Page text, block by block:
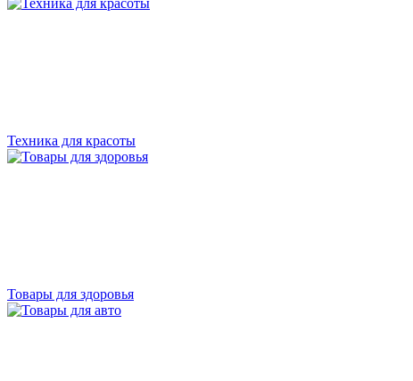
Техника для красоты
Товары для здоровья